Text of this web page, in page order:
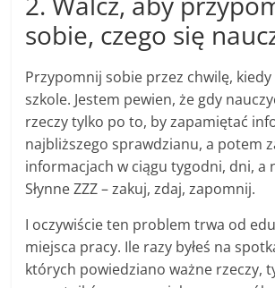
sobie, czego się
Przypomnij sobie przez chwilę, kiedy
szkole. Jestem pewien, że gdy
rzeczy tylko po to, by zapamiętać
najbliższego sprawdzianu, a potem
informacjach w ciągu tygodni, dni, a
Słynne ZZZ – zakuj, zdaj, zapomnij.
I oczywiście ten problem trwa od
miejsca pracy. Ile razy byłeś na
których powiedziano ważne rzeczy,